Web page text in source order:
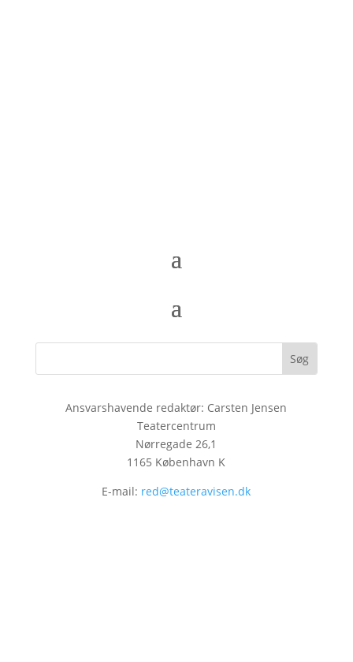
Ansvarshavende redaktør: Carsten Jensen
Teatercentrum
Nørregade 26,1
1165 København K
E-mail: red@teateravisen.dk